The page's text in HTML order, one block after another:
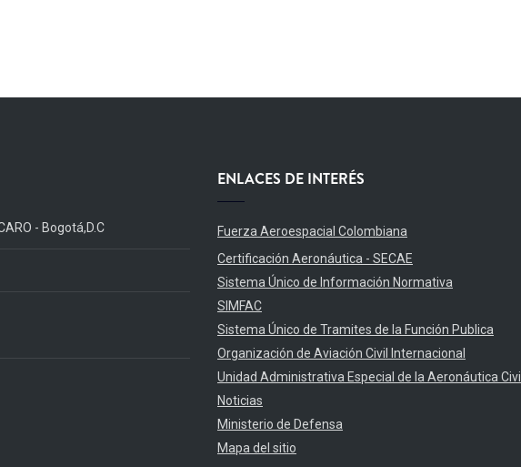
- Bogotá,D.C
ENLACES DE INTERÉS
Fuerza Aeroespacial Colombiana
Certificación Aeronáutica - SECAE
Sistema Único de Información Normativa
SIMFAC
Sistema Único de Tramites de la Función Publica
Organización de Aviación Civil Internacional
Unidad Administrativa Especial de la Aeronáutica Civil
Noticias
Ministerio de Defensa
Mapa del sitio